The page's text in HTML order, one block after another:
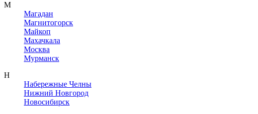
М
Магадан
Магнитогорск
Майкоп
Махачкала
Москва
Мурманск
Н
Набережные Челны
Нижний Новгород
Новосибирск